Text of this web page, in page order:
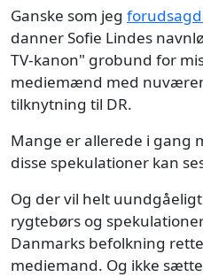
Ganske som jeg
danner Sofie Lindes
TV-kanon" grobund for
mediemænd med
tilknytning til DR.
Mange er allerede i gang
disse spekulationer kan
Og der vil helt
rygtebørs og
Danmarks befolkning
mediemand. Og ikke